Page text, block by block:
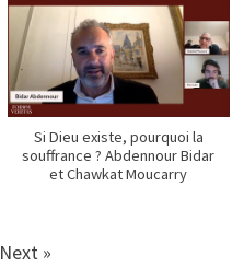
Si Dieu existe, pourquoi la
souffrance ? Abdennour Bidar
et Chawkat Moucarry
Next »